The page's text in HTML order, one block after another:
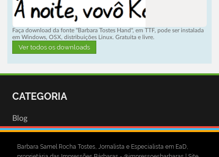
Faça download da fonte "Barbara Tostes Hand", em TTF, pode ser instalada
em Windows, OSX, distribuições Linux. Gratuita e livre.
Ver todos os downloads
CATEGORIA
Blog
Barbara Samel Rocha Tostes, Jornalista e Especialista em EaD,